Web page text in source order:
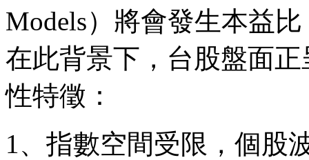
Models）將會發生本益
在此背景下，台股盤面
性特徵：
1、指數空間受限，個股